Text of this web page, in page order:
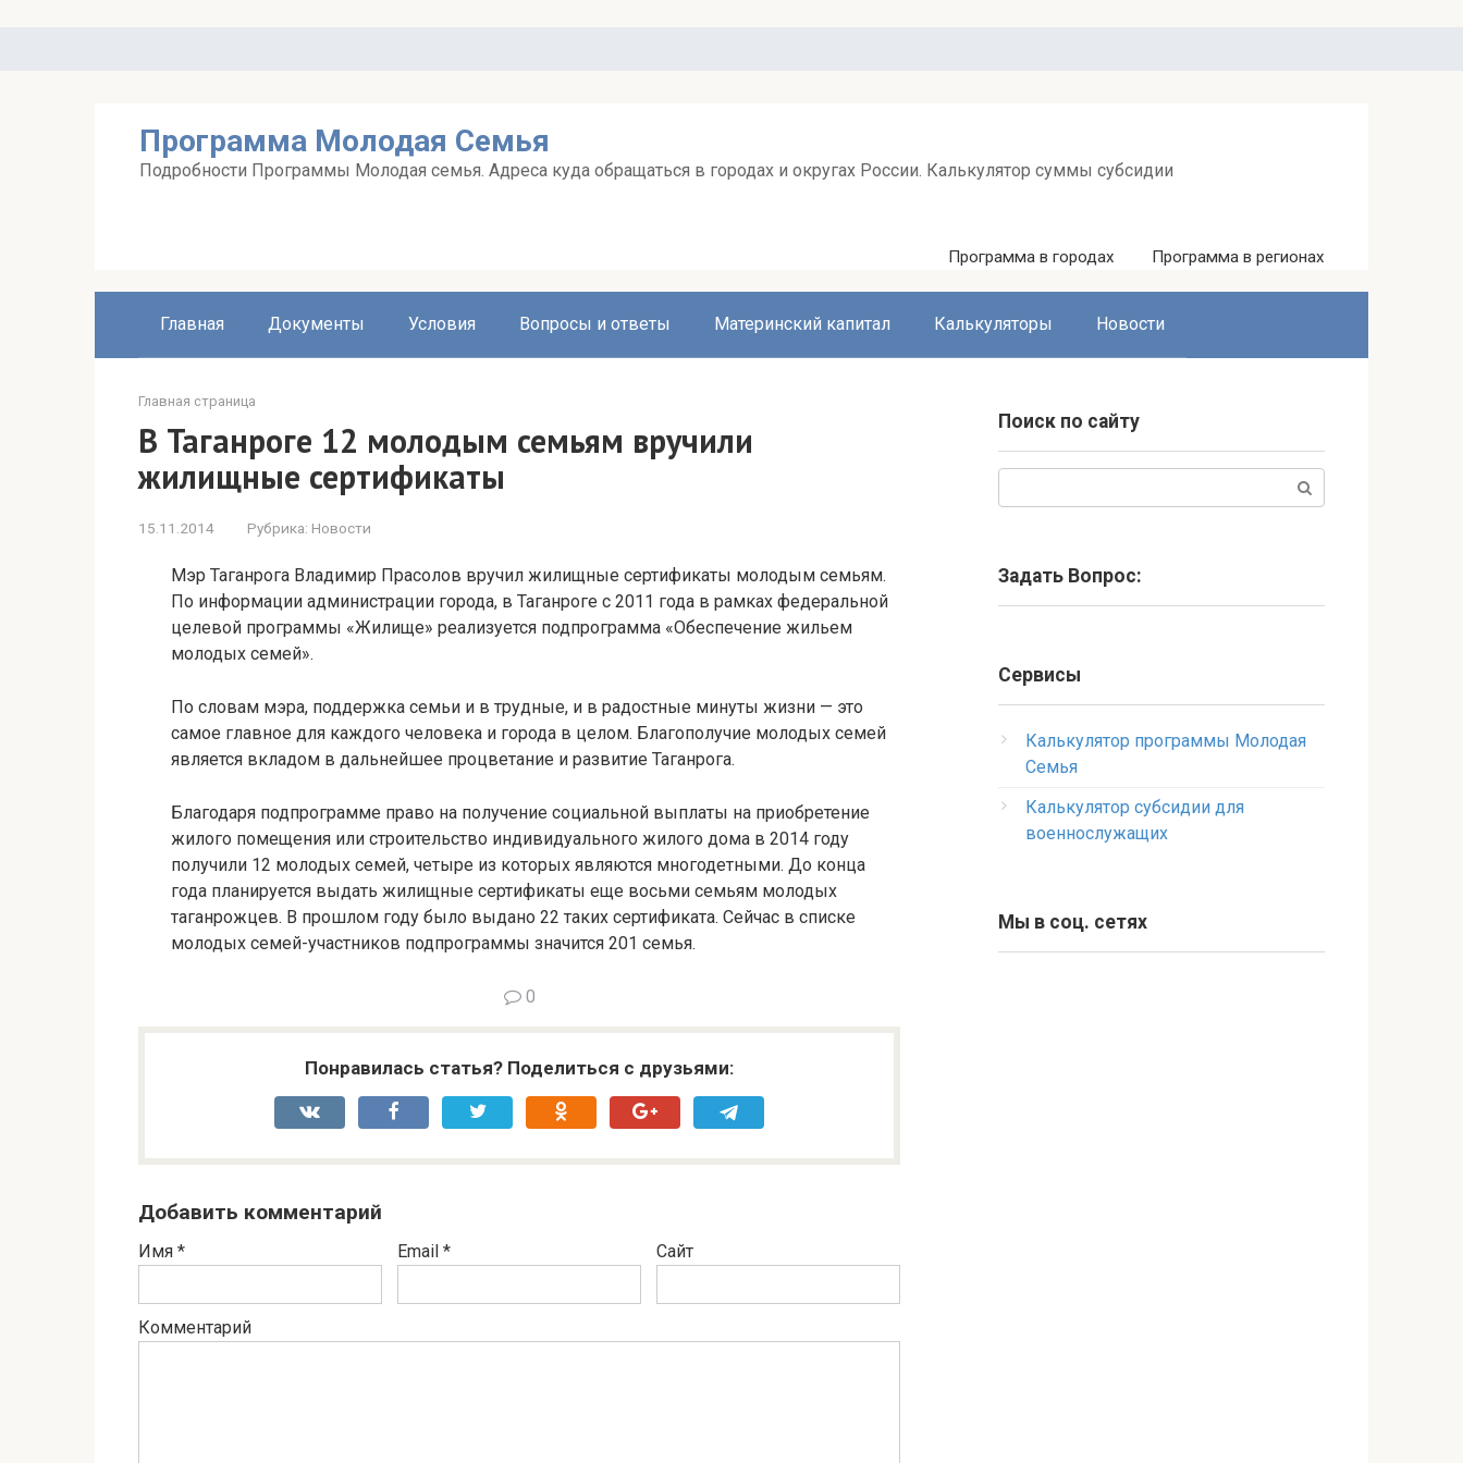
Программа Молодая Семья
Подробности Программы Молодая семья. Адреса куда обращаться в городах и округах России. Калькулятор суммы субсидии
Программа в городах Программа в регионах
Главная Документы Условия Вопросы и ответы Материнский капитал Калькуляторы Новости
Главная страница
В Таганроге 12 молодым семьям вручили
жилищные сертификаты
15.11.2014 Рубрика: Новости
Мэр Таганрога Владимир Прасолов вручил жилищные сертификаты молодым семьям.
По информации администрации города, в Таганроге с 2011 года в рамках федеральной
целевой программы «Жилище» реализуется подпрограмма «Обеспечение жильем
молодых семей».
По словам мэра, поддержка семьи и в трудные, и в радостные минуты жизни — это
самое главное для каждого человека и города в целом. Благополучие молодых семей
является вкладом в дальнейшее процветание и развитие Таганрога.
Благодаря подпрограмме право на получение социальной выплаты на приобретение
жилого помещения или строительство индивидуального жилого дома в 2014 году
получили 12 молодых семей, четыре из которых являются многодетными. До конца
года планируется выдать жилищные сертификаты еще восьми семьям молодых
таганрожцев. В прошлом году было выдано 22 таких сертификата. Сейчас в списке
молодых семей-участников подпрограммы значится 201 семья.
0
Понравилась статья? Поделиться с друзьями:
Добавить комментарий
Имя * Email * Сайт
Комментарий
Поиск по сайту
Задать Вопрос:
Сервисы
Калькулятор программы Молодая
Семья
Калькулятор субсидии для
военнослужащих
Мы в соц. сетях